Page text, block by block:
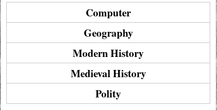
Computer
Geography
Modern History
Medieval History
Polity